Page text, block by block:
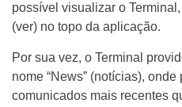
possível visualizar o
(ver) no topo da aplicação.
Por sua vez, o Terminal
nome “News” (notícias),
comunicados mais recentes